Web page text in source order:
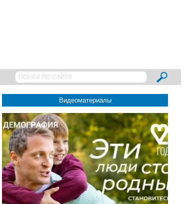
Видеоматериалы